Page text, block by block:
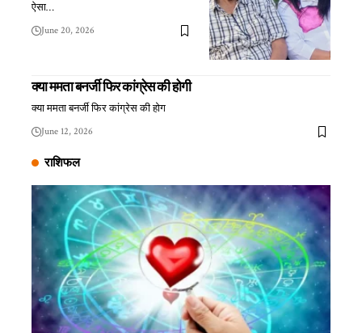
ऐसा…
June 20, 2026
क्या ममता बनर्जी फिर कांग्रेस की होगी
क्या ममता बनर्जी फिर कांग्रेस की होग
June 12, 2026
राशिफल